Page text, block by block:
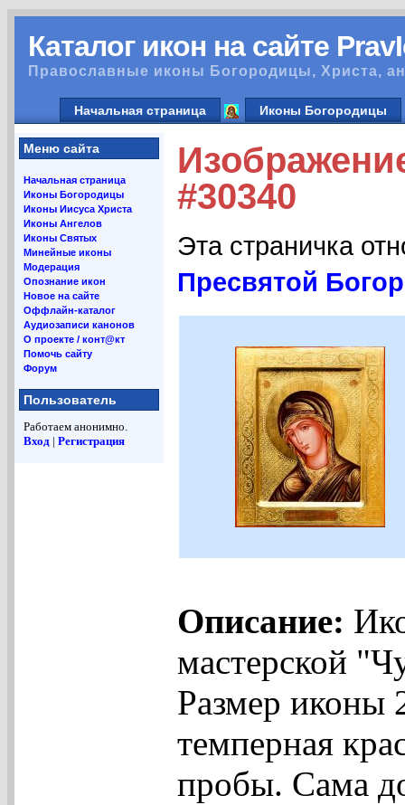
Каталог икон на сайте
Православные иконы Богородицы, Христа,
Начальная страница Иконы Богородицы
Меню сайта
Начальная страница
Иконы Богородицы
Иконы Иисуса Христа
Иконы Ангелов
Иконы Святых
Минейные иконы
Модерация
Опознание икон
Новое на сайте
Оффлайн-каталог
Аудиозаписи канонов
О проекте / конт@кт
Помочь сайту
Форум
Пользователь
Работаем анонимно.
Вход | Регистрация
#30340
Эта страничка
Пресвятой
Описание:
мастерской
Размер иконы
темперная
пробы. Сама